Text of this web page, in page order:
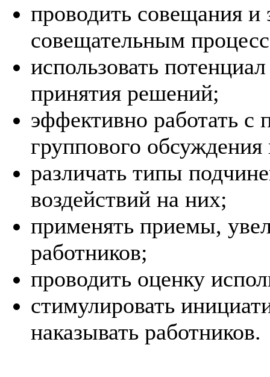
проводить совещания и
совещательным
использовать
принятия решений;
эффективно работать
группового
различать типы
воздействий на них;
применять приемы,
работников;
проводить оценку
стимулировать
наказывать работников.